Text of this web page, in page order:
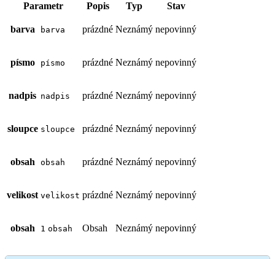
Parametr Popis Typ Stav
barva barva prázdné Neznámý nepovinný
písmo písmo prázdné Neznámý nepovinný
nadpis nadpis prázdné Neznámý nepovinný
sloupce sloupce prázdné Neznámý nepovinný
obsah obsah prázdné Neznámý nepovinný
velikost velikost prázdné Neznámý nepovinný
obsah 1 obsah Obsah Neznámý nepovinný